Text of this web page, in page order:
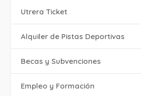
Utrera Ticket
Alquiler de Pistas Deportivas
Becas y Subvenciones
Empleo y Formación